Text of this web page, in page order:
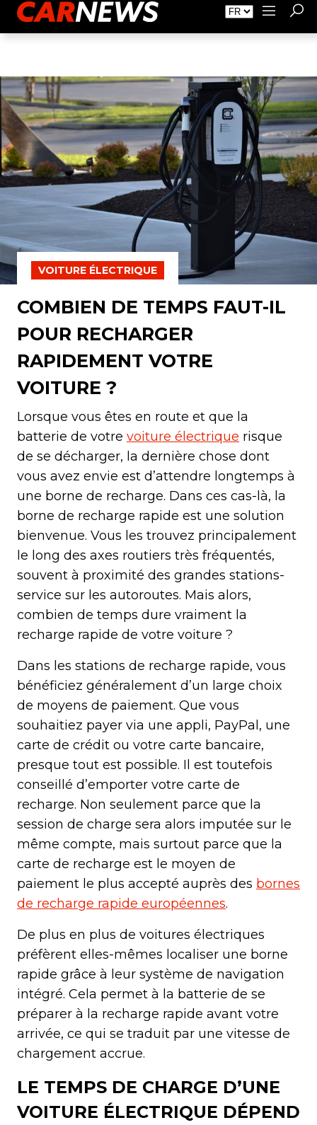
Faire de la Publicité À propos de Carnews.fr Contact
VOITURE ÉLECTRIQUE
COMBIEN DE TEMPS FAUT-IL
POUR RECHARGER
RAPIDEMENT VOTRE
VOITURE ?
Lorsque vous êtes en route et que la
batterie de votre voiture électrique risque
de se décharger, la dernière chose dont
vous avez envie est d’attendre longtemps à
une borne de recharge. Dans ces cas-là, la
borne de recharge rapide est une solution
bienvenue. Vous les trouvez principalement
le long des axes routiers très fréquentés,
souvent à proximité des grandes stations-
service sur les autoroutes. Mais alors,
combien de temps dure vraiment la
recharge rapide de votre voiture ?
Dans les stations de recharge rapide, vous
bénéficiez généralement d’un large choix
de moyens de paiement. Que vous
souhaitiez payer via une appli, PayPal, une
carte de crédit ou votre carte bancaire,
presque tout est possible. Il est toutefois
conseillé d’emporter votre carte de
recharge. Non seulement parce que la
session de charge sera alors imputée sur le
même compte, mais surtout parce que la
carte de recharge est le moyen de
paiement le plus accepté auprès des bornes
de recharge rapide européennes.
De plus en plus de voitures électriques
préfèrent elles-mêmes localiser une borne
rapide grâce à leur système de navigation
intégré. Cela permet à la batterie de se
préparer à la recharge rapide avant votre
arrivée, ce qui se traduit par une vitesse de
chargement accrue.
LE TEMPS DE CHARGE D’UNE
VOITURE ÉLECTRIQUE DÉPEND